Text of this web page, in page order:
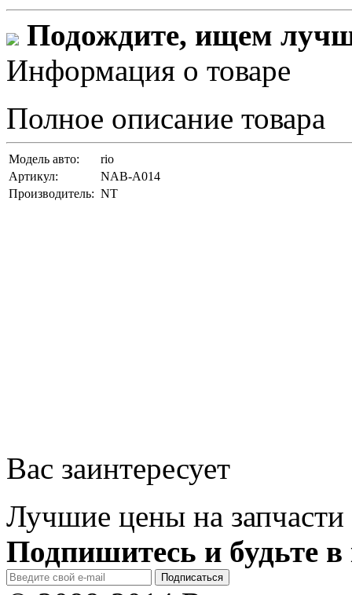
Подождите, ищем
Информация о товаре
Полное описание товара
Модель авто:
rio
Артикул:
NAB-A014
Производитель: NT
Вас заинтересует
Лучшие цены на запчасти
Подпишитесь и будьте в